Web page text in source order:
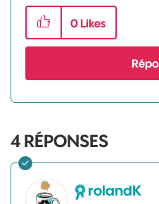
0 Likes
4 RÉPONSES
rolandK